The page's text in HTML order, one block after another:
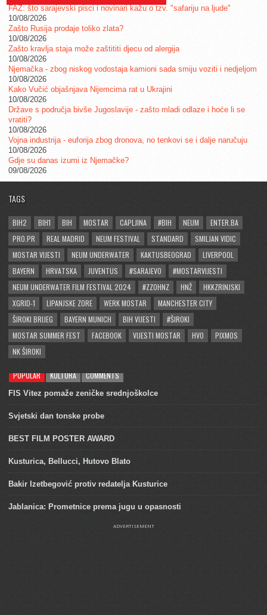
FAZ: što sarajevski pisci i novinari kažu o tzv. "safariju na ljude"
10/08/2026
Zašto Rusija prodaje toliko zlata?
10/08/2026
Zašto kravlja staja može zaštititi djecu od alergija
10/08/2026
Njemačka - zbog niskog vodostaja kamioni sada smiju voziti i nedjeljom
10/08/2026
Kako Vučić objašnjava Nijemcima rat u Ukrajini
10/08/2026
Države s područja bivše Jugoslavije - zašto mladi odlaze i hoće li se
vratiti?
10/08/2026
Vojna industrija - euforija zbog dronova, no tenkovi se i dalje naručuju
10/08/2026
Gdje su danas izumi iz Njemačke?
09/08/2026
TAGS
BIH2 BIH1 BIH MOSTAR CAPLJINA #BIH NEUM
ENTER.BA
PRO.PR
REAL MADRID NEUM FESTIVAL STANDARD
SMILJAN VIDIC
MOSTAR VIJESTI
NEUM UNDERWATER KAKTUSBEOGRAD
LIVERPOOL
BAYERN
HRVATSKA JUVENTUS #SARAJEVO
#MOSTARVIJESTI
NEUM UNDERWATER FILM FESTIVAL 2024
#ZZOHNZ HNŽ
HKKZRINJSKI
XGRID-1
LIPANJSKE ZORE WERK MOSTAR
MANCHESTER CITY
ŠIROKI BRIJEG
BAYERN MUNICH BIH VIJESTI
#ŠIROKI
MOSTAR SUMMER FEST
FACEBOOK VIJESTI MOSTAR HVO
PIXMOS
NK ŠIROKI
POPULAR KULTURA COMMENTS
FIS Vitez pomaže zeničke srednjoškolce
Svjetski dan tonske probe
BEST FILM POSTER AWARD
Kusturica, Bellucci, Hutovo Blato
Bakir Izetbegović protiv redatelja Kusturice
Jablanica: Prometnice prema jugu u opasnosti
ADVERTISEMENT